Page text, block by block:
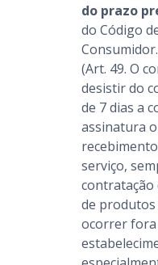
do prazo
do Código
Consumidor.
(Art. 49. O
desistir do
de 7 dias a
assinatura
serviço,
de produtos
ocorrer fora